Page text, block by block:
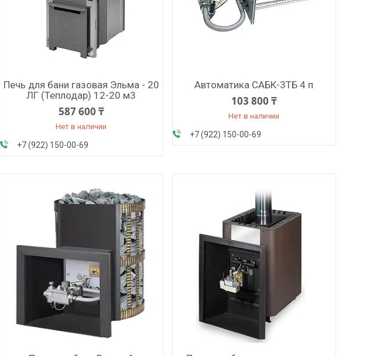
Печь для бани газовая Эльма - 20
ЛГ (Теплодар) 12-20 м3
587 600 ₸
Нет в наличии
+7 (922) 150-00-69
Автоматика САБК-3ТБ 4 п
103 800 ₸
Нет в наличии
+7 (922) 150-00-69